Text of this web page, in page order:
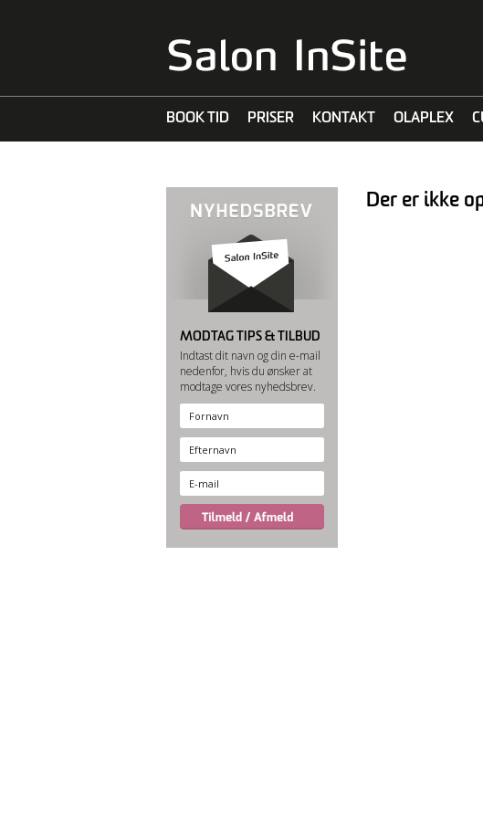
BOOK TID PRISER KONTAKT OLAPLEX
MODTAG TIPS & TILBUD
Indtast dit navn og din e-mail
nedenfor, hvis du ønsker at
modtage vores nyhedsbrev.
Der er ikke